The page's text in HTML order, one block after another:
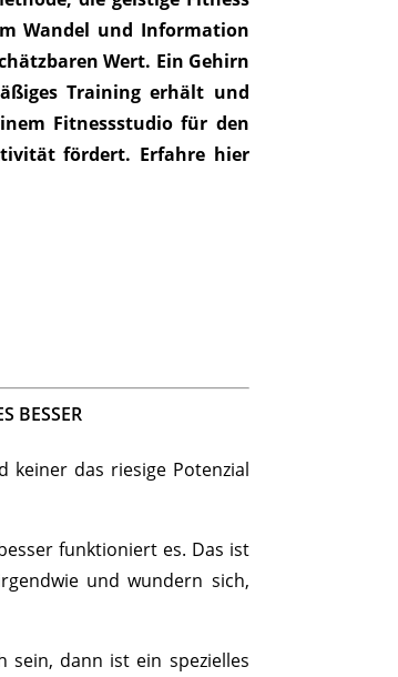
Wandel und Information
Wert. Ein Gehirn
Training erhält und
Fitnessstudio für den
fördert. Erfahre hier
BESSER
keiner das riesige Potenzial
funktioniert es. Das ist
und wundern sich,
sein, dann ist ein spezielles